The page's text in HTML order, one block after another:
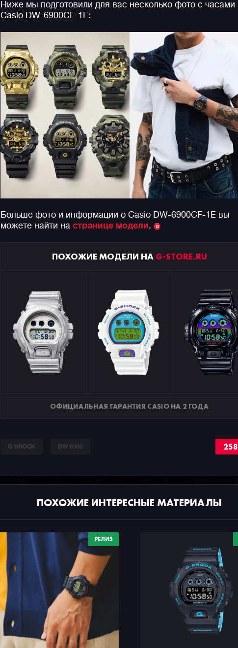
декаде 21 века.
узнаваемых линеек джишок, а самый большой выбор
G-SHOCK DW-6900
в официальном магазине G-
STORE RUSSIA.
Ниже мы подготовили для вас несколько фото с часами
Casio DW-6900CF-1E:
Больше фото и информации о Casio DW-6900CF-1E вы
можете найти на странице модели.
ПОХОЖИЕ МОДЕЛИ НА G-STORE.RU
ОФИЦИАЛЬНАЯ ГАРАНТИЯ CASIO НА 2 ГОДА
G-SHOCK DW-6900 258
ПОХОЖИЕ ИНТЕРЕСНЫЕ МАТЕРИАЛЫ
РЕЛИЗ